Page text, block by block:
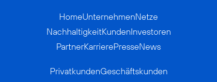
HomeUnternehmenNetze
NachhaltigkeitKundenInvestoren
PartnerKarrierePresseNews
PrivatkundenGeschäftskunden